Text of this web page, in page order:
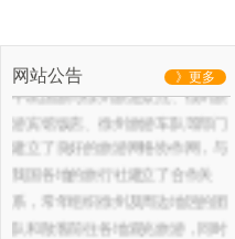
网站公告 》更多
徐州综合实力比较强的旅行社。
游宾馆饭店、徐州旅游车队等部门
建立了良好的旅游网络协作网，与
我国各地的旅行社建立了合作关
系，常年组织徐州及周边地区的团
队和散客前往各地观光旅游，同时